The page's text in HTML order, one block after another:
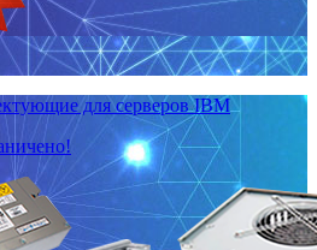
для серверов IBM